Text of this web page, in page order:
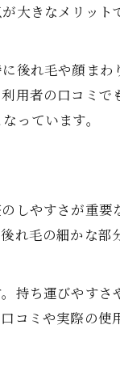
大きなメリット
後れ毛や顔まわ
用者の口コミで
っています。
しやすさが重要
れ毛の細かな部
持ち運びやすさ
コミや実際の使